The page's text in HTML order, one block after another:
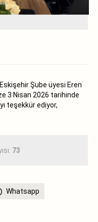
Şube üyesi Eren
3 Nisan 2026 tarihinde
teşekkür ediyor,
73
Whatsapp